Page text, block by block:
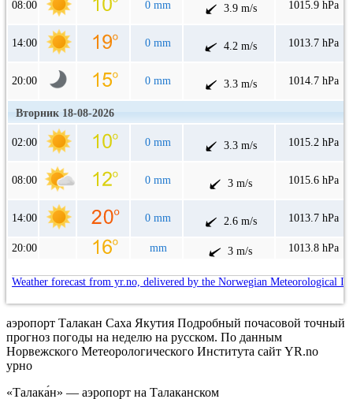
08:00 0 mm 3.9 m/s 1015.9 hPa
14:00 0 mm 4.2 m/s 1013.7 hPa
20:00 0 mm 3.3 m/s 1014.7 hPa
Вторник 18-08-2026
02:00 0 mm 3.3 m/s 1015.2 hPa
08:00 0 mm 3 m/s 1015.6 hPa
14:00 0 mm 2.6 m/s 1013.7 hPa
20:00 mm 3 m/s 1013.8 hPa
Weather forecast from yr.no, delivered by the Norwegian Meteorological
аэропорт Талакан Саха Якутия Подробный почасовой точный
прогноз погоды на неделю на русском. По данным
Норвежского Метеорологического Института сайт YR.no
урно
«Талака́н» — аэропорт на Талаканском